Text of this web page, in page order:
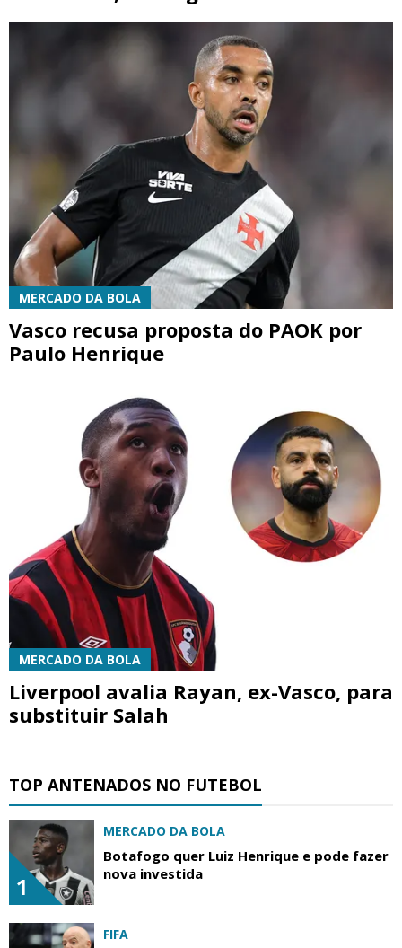
MERCADO DA BOLA
Vasco recusa proposta do PAOK por
Paulo Henrique
MERCADO DA BOLA
Liverpool avalia Rayan, ex-Vasco, para
substituir Salah
TOP ANTENADOS NO FUTEBOL
1
MERCADO DA BOLA
Botafogo quer Luiz Henrique e pode fazer
nova investida
FIFA